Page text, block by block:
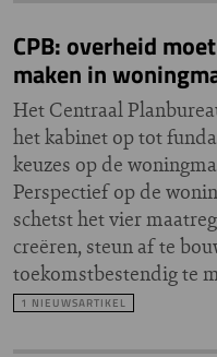
CPB: overheid
maken in
Het Centraal
het kabinet op tot
keuzes op de
Perspectief op de
schetst het vier
creëren, steun af te
toekomstbestendig te
1 NIEUWSARTIKEL